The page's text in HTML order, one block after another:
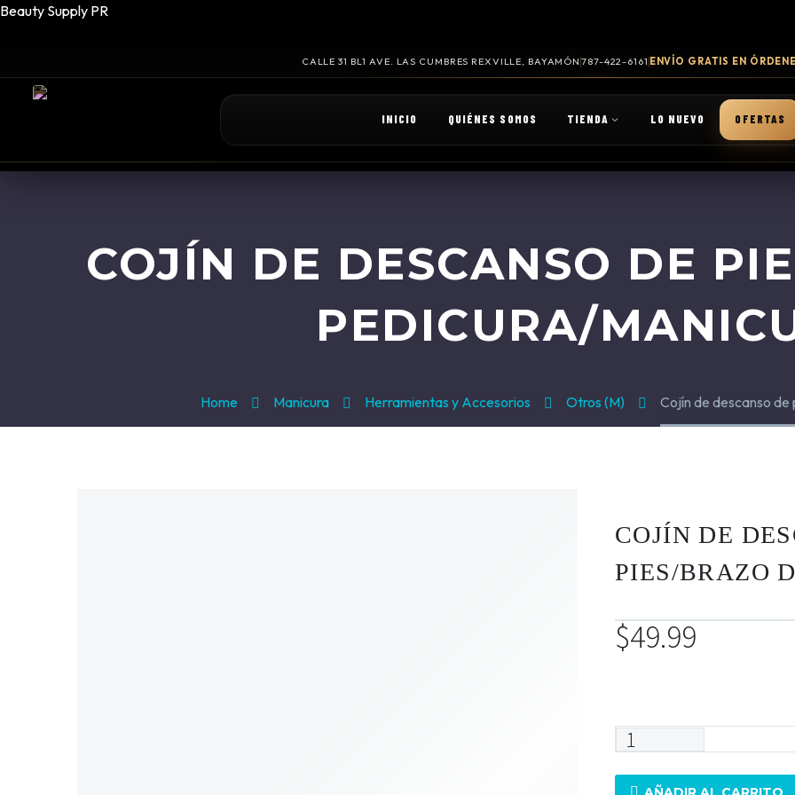
Beauty Supply PR
CALLE 31 BL1 AVE. LAS CUMBRES REXVILLE, BAYAMÓN 787-422-6161 ENVÍO GRATIS EN
INICIO QUIÉNES SOMOS TIENDA LO NUEVO OFERTAS
COJÍN DE DESCANSO DE
PEDICURA/
Home Manicura Herramientas y Accesorios Otros (M) Cojín de descanso
COJÍN DE
PIES/BRAZO
$49.99